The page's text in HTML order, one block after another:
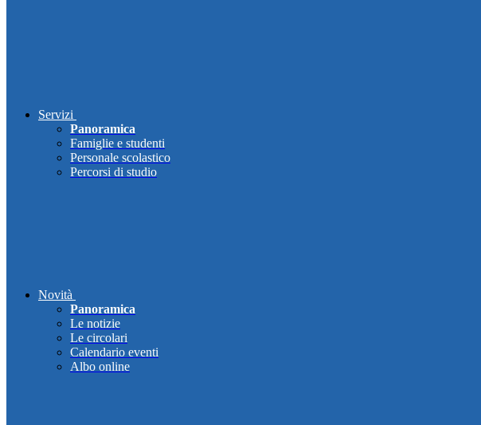
Servizi
Panoramica
Famiglie e studenti
Personale scolastico
Percorsi di studio
Novità
Panoramica
Le notizie
Le circolari
Calendario eventi
Albo online